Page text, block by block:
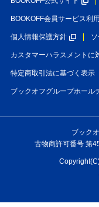
BOOKOFF会員サービス利
個人情報保護方針
カスタマーハラスメントに
特定商取引法に基づく表示
ブックオフグループホール
ブック
古物商許可番号 第